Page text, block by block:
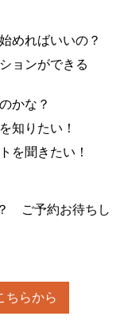
めればいいの？
ョンができる
かな？
知りたい！
を聞きたい！
ご予約お待ちし
ちらから